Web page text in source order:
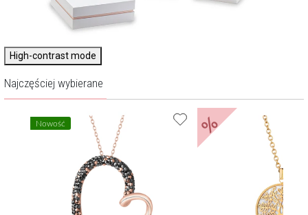
High-contrast mode
Najczęściej wybierane
Nowość %